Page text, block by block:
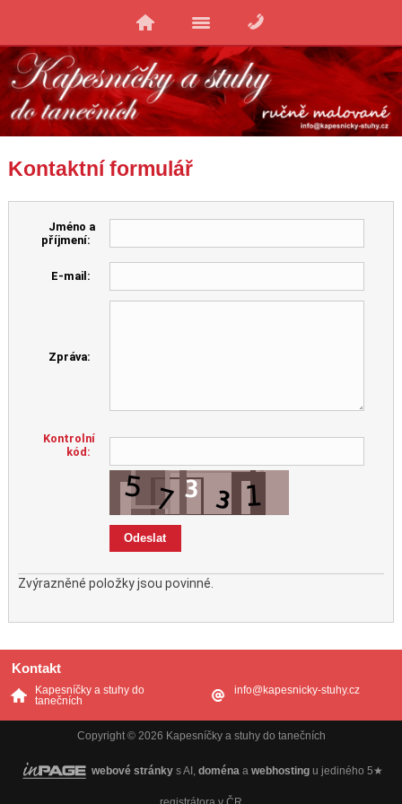
Kontaktní formulář
Jméno a
příjmení:
E-mail:
Zpráva:
Kontrolní
kód:
Zvýrazněné položky jsou povinné.
Kontakt
Kapesníčky a stuhy do
tanečních
info@kapesnicky-stuhy.cz
Copyright © 2026 Kapesníčky a stuhy do tanečních
webové stránky s AI, doména a webhosting u jediného 5★